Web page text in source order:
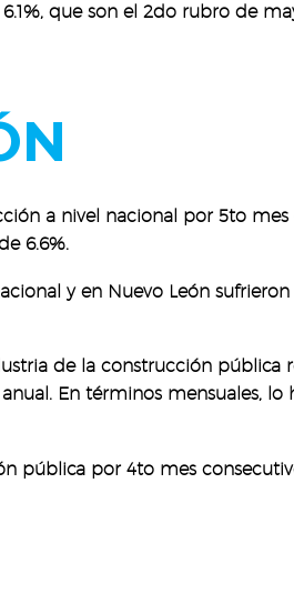
que son el 2do rubro de
a nivel nacional por 5to
6.6%.
y en Nuevo León
de la construcción
En términos mensuales, lo
pública por 4to mes